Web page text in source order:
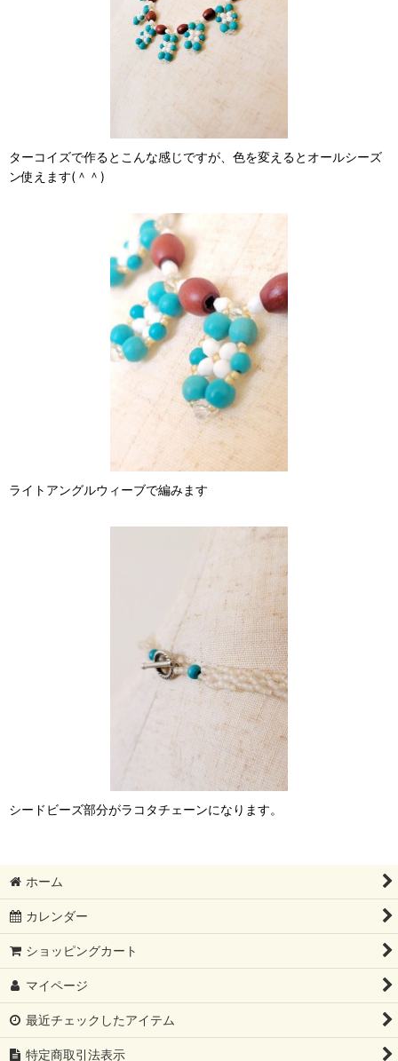
ターコイズで作るとこんな感じですが、色を変えるとオールシーズ
ン使えます(＾＾)
ライトアングルウィーブで編みます
シードビーズ部分がラコタチェーンになります。
ホーム
カレンダー
ショッピングカート
マイページ
最近チェックしたアイテム
特定商取引法表示